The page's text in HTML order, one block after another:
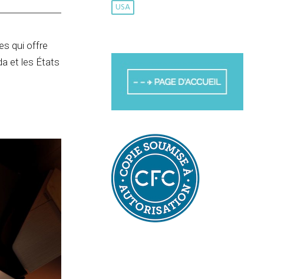
qui offre
et les États
USA